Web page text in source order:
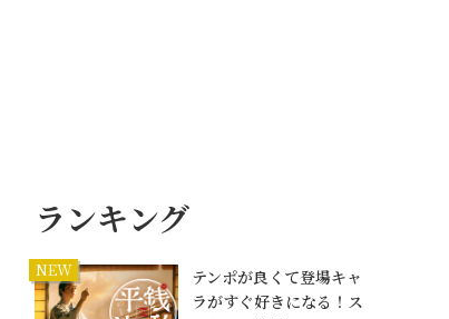
ランキング
NEW
テンポが良くて登場キャ
ラがすぐ好きになる！ス